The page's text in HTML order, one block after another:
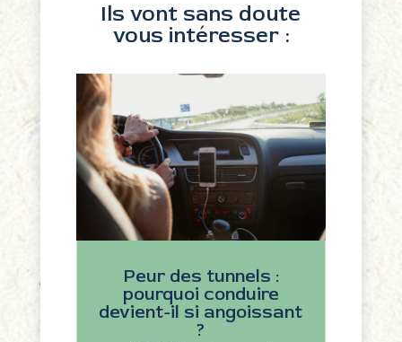
Ils vont sans doute
vous intéresser :
Peur des tunnels :
pourquoi conduire
devient-il si angoissant
?